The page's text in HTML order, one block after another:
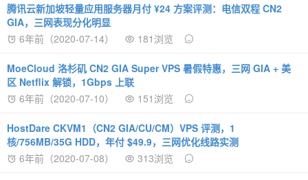
腾讯云新加坡轻量应用服务器月付 ¥24 方案评测：电信双程 CN2
GIA，三网表现分化明显
6年前（2020-07-14）
181浏览
MoeCloud 洛杉矶 CN2 GIA Super VPS 暑假特惠，三网 GIA + 美
区 Netflix 解锁，1Gbps 上联
6年前（2020-07-10）
151浏览
HostDare CKVM1（CN2 GIA/CU/CM）VPS 评测，1
核/756MB/35G HDD，年付 $49.9，三网优化线路实测
6年前（2020-07-08）
313浏览